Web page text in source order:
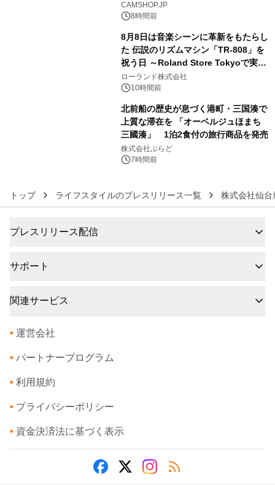
CAMSHOP.JP
8時間前
8月8日は音楽シーンに革新をもたらし
た 伝説のリズムマシン「TR-808」を
祝う日 ～Roland Store Tokyoで実機
を展示しての 記念キャンペーンを開
催 英国ラジオ「NTS」の 特別プログ
ラムや、「TR-808」を愛する伝説的
アーティストを フィーチャーしたアニ
メーションを公開～
ローランド株式会社
10時間前
北前船の歴史が息づく港町・三国湊で
上質な滞在を 「オーベルジュほまち
三國湊」 1泊2食付の旅行商品を発売
株式会社ぷらど
7時間前
トップ ライフスタイルのプレスリリース一覧 株式会社仙台
プレスリリース配信
サポート
関連サービス
• 運営会社
• パートナープログラム
• 利用規約
• プライバシーポリシー
• 資金決済法に基づく表示